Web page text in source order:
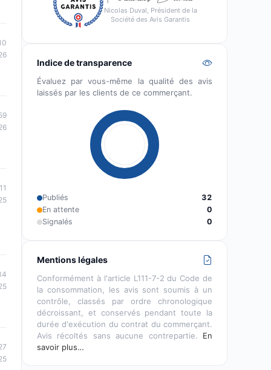
Nicolas Duval, Président de la
Société des Avis Garantis
Indice de transparence
Évaluez par vous-même la qualité des avis
laissés par les clients de ce commerçant.
Publiés
32
En attente
0
Signalés
0
Mentions légales
Conformément à l'article L111-7-2 du Code de
la consommation, les avis sont soumis à un
contrôle, classés par ordre chronologique
décroissant, et conservés pendant toute la
durée d'exécution du contrat du commerçant.
Avis récoltés sans aucune contrepartie. En
savoir plus…